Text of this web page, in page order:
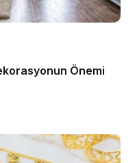
Önemi